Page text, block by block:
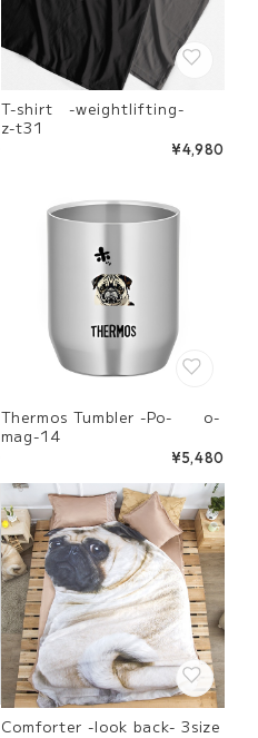
T-shirt -weightlifting-
z-t31
¥4,980
Thermos Tumbler -Po- o-
mag-14
¥5,480
Comforter -look back- 3size